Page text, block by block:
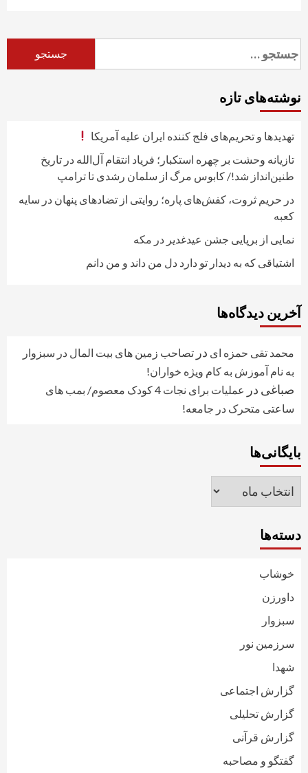
برای:
نوشته‌های تازه
تهدیدها و تحریم‌های فلج کننده ایران علیه آمریکا
تازیانه وحشت بر چهره استکبار؛ فریاد انتقام آل‌الله در تاریخ
طنین‌انداز شد!/ کابوس مرگ از سلمان رشدی تا ترامپ
در حریم ثروت، کفش‌های پاره؛ روایتی از تضادهای پنهان در سایه
کعبه
نمایی از برپایی جشن عیدغدیر در مکه
اشتیاقی که به دیدار تو دارد دل من داند و من دانم
آخرین دیدگاه‌ها
محمد تقی حمزه ای در تصاحب زمین های بیت المال در سبزوار
به نام آموزش به کام ویژه خواران!
صباغی در
عملیات برای نجات 4 کودک معصوم/ بمب های
ساعتی متحرک در جامعه!
بایگانی‌ها
بایگانی‌ها
دسته‌ها
خوشاب
داورزن
سبزوار
سرزمین نور
شهدا
گزارش اجتماعی
گزارش تحلیلی
گزارش قرآنی
گفتگو و مصاحبه